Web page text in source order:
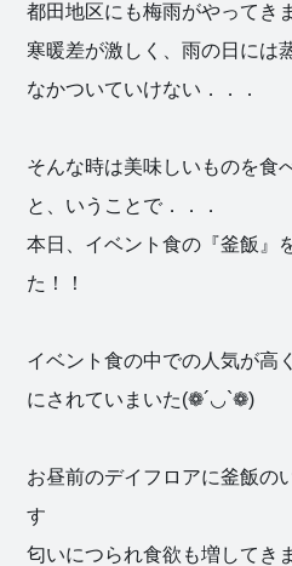
都田地区にも梅雨がやってき
寒暖差が激しく、雨の日には
なかついていけない．．．
そんな時は美味しいものを
と、いうことで．．．
本日、イベント食の『釜飯』
た！！
イベント食の中での人気が高
にされていまいた(❁´◡`❁)
お昼前のデイフロアに釜飯の
す